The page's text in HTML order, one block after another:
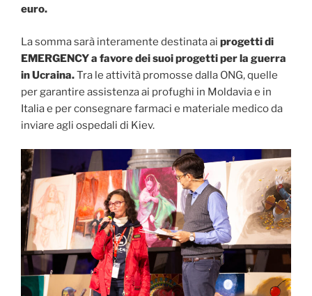
euro.
La somma sarà interamente destinata ai progetti di
EMERGENCY a favore dei suoi progetti per la guerra
in Ucraina.Tra le attività promosse dalla ONG, quelle
per garantire assistenza ai profughi in Moldavia e in
Italia e per consegnare farmaci e materiale medico da
inviare agli ospedali di Kiev.